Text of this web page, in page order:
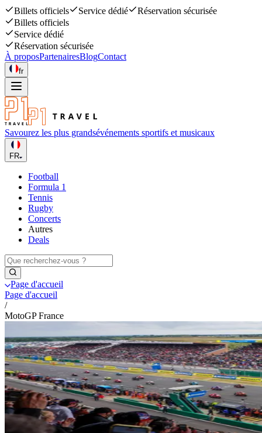
Billets officiels Service dédié
Réservation sécurisée
Billets officiels
Service dédié
Réservation sécurisée
À proposPartenairesBlogContact
fr
Savourez les plus grandsévénements sportifs et musicaux
FR
Football
Formula 1
Tennis
Rugby
Concerts
Autres
Deals
Page d'accueil
Page d'accueil
/
MotoGP France